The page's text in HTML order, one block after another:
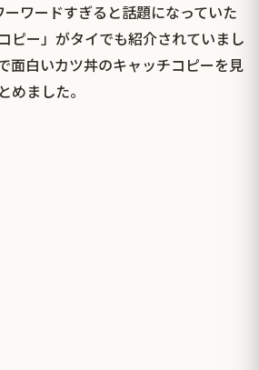
ワードすぎると話題になっていた
ピー」がタイでも紹介されていまし
面白いカツ丼のキャッチコピーを見
めました。